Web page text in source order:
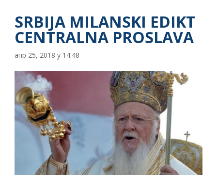
SRBIJA MILANSKI EDIKT
CENTRALNA PROSLAVA
апр 25, 2018 у 14:48